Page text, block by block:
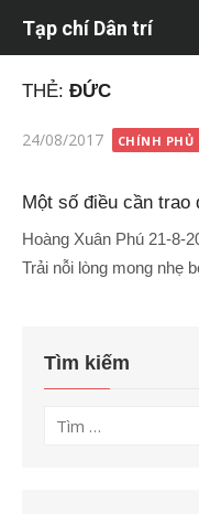
dung
Tạp chí Dân trí
THẺ: ĐỨC
Đăng
24/08/2017 CHÍNH PHỦ
Một số điều cần trao
Hoàng Xuân Phú 21-8-
Trải nỗi lòng mong nhẹ
Tìm kiếm
Tìm